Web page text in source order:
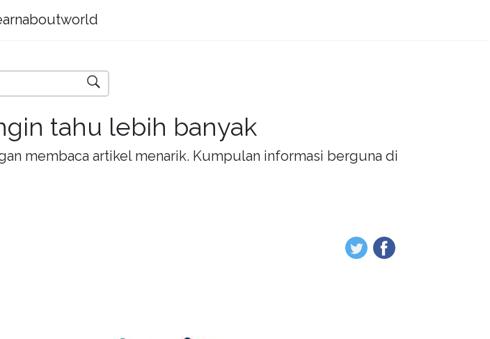
tahu lebih banyak
membaca artikel menarik. Kumpulan informasi berguna di